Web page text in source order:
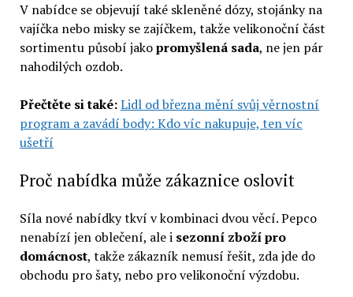
V nabídce se objevují také skleněné dózy, stojánky na
vajíčka nebo misky se zajíčkem, takže velikonoční část
sortimentu působí jakopromyšlená sada, ne jen pár
nahodilých ozdob.
Přečtěte si také:Lidl od března mění svůj věrnostní
program a zavádí body: Kdo víc nakupuje, ten víc
ušetří
Proč nabídka může zákaznice oslovit
Síla nové nabídky tkví v kombinaci dvou věcí. Pepco
nenabízí jen oblečení, ale i sezonní zboží pro
domácnost, takže zákazník nemusí řešit, zda jde do
obchodu pro šaty, nebo pro velikonoční výzdobu.